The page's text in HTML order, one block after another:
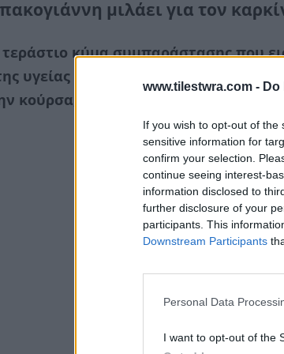
www.tilestwra.com -
If you wish to opt-out of
sensitive information for
confirm your selection.
continue seeing interest-
information disclosed to
further disclosure of your
participants. This
Downstream Participants
Personal Data
I want to opt-out of the
μιλάει για τον
κύμα συμπαράστασης που
υγείας σας, νιώσατε ότι κάποιοι
κούρσα;